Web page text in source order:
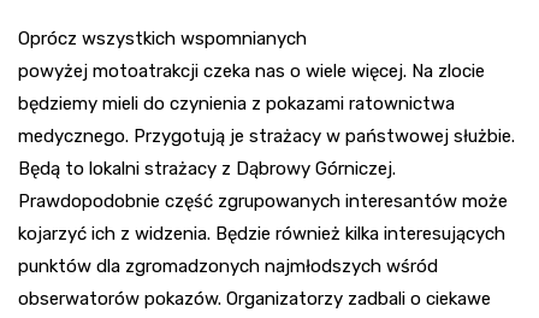
Oprócz wszystkich wspomnianych
powyżej motoatrakcji czeka nas o wiele więcej. Na zlocie
będziemy mieli do czynienia z pokazami ratownictwa
medycznego. Przygotują je strażacy w państwowej służbie.
Będą to lokalni strażacy z Dąbrowy Górniczej.
Prawdopodobnie część zgrupowanych interesantów może
kojarzyć ich z widzenia. Będzie również kilka interesujących
punktów dla zgromadzonych najmłodszych wśród
obserwatorów pokazów. Organizatorzy zadbali o ciekawe